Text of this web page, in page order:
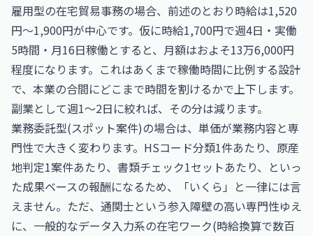
雇用型の在宅貿易事務の場合、前述のとおり時給は1,520
円〜1,900円が中心です。仮に時給1,700円で週4日・実働
5時間・月16日稼働とすると、月額はおよそ13万6,000円
程度になります。これはあくまで稼働時間に比例する設計
で、本業の合間にどこまで時間を割けるかで上下します。
副業として週1〜2日に絞れば、その分は減ります。
業務委託型(スポット案件)の場合は、単価が業務内容と専
門性で大きく変わります。HSコード分類1件あたり、原産
地判定1案件あたり、書類チェック1セットあたり、といっ
た成果ベースの報酬になるため、「いくら」と一律には言
えません。ただ、通関士という参入障壁の高い専門性ゆえ
に、一般的なデータ入力系の在宅ワーク(時給換算で数百